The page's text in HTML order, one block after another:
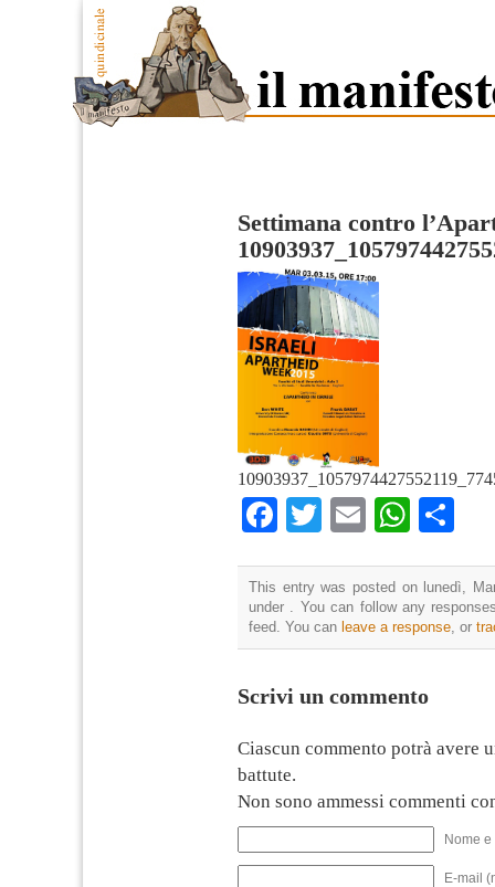
Settimana contro
Facebook
TwitterEmail
This entry was posted on lunedì,
under . You can follow any
feed. You can leave a response , or
Scrivi un commento
Ciascun commento potrà avere
battute.
Non sono ammessi commenti
Nome
E-mail